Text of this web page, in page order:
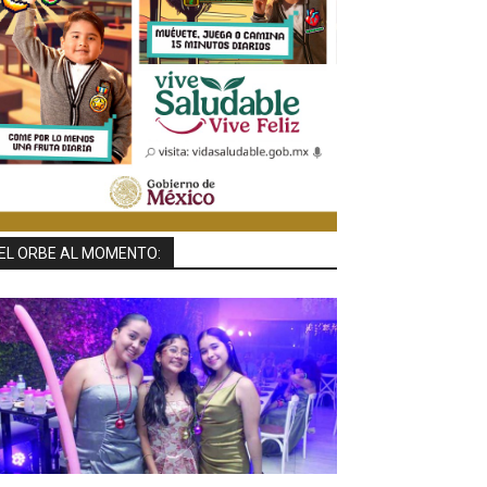
ORBE AL MOMENTO: